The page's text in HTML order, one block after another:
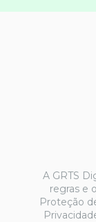
A GRTS
regras e
Proteção